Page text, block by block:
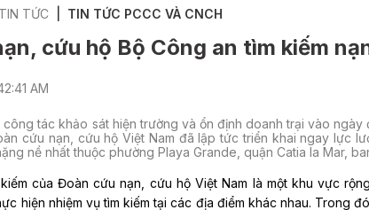
TIN TỨC TIN TỨC PCCC VÀ CNCH
cứu hộ Bộ Công an tìm kiếm
AM
công tác khảo sát hiện trường và ổn định doanh trại vào
cứu nạn, cứu hộ Việt Nam đã lập tức triển khai ngay lực
nề nhất thuộc phường Playa Grande, quận Catia la Mar,
của Đoàn cứu nạn, cứu hộ Việt Nam là một khu vực
hiện nhiệm vụ tìm kiếm tại các địa điểm khác nhau. Trong